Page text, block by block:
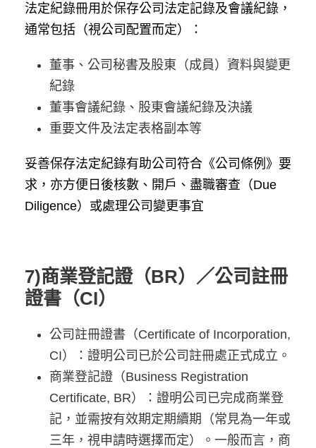
法定紀錄冊用於保存公司法定記錄及會議紀錄，
通常包括（視公司配置而定）：
董事、公司秘書及股東（成員）資料與變更
紀錄
董事會議紀錄、股東會議紀錄及決議
重要文件及法定表格副本等
妥善保存法定紀錄有助公司符合《公司條例》要
求，亦方便日後核數、開戶、盡職審查（Due
Diligence）或處理公司變更事宜
7)商業登記證（BR）／公司註冊
證書（CI）
公司註冊證書（Certificate of Incorporation,
CI）：證明公司已於公司註冊處正式成立。
商業登記證（Business Registration
Certificate, BR）：證明公司已完成商業登
記，並需按有效期定期續期（常見為一年或
三年，視申請時選擇而定）。一般而言，商